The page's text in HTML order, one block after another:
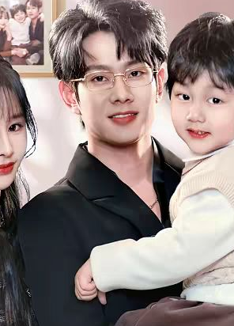
terpaksa menikah dengan Rizky Pratama
dan pemarah. Perlahan benih cinta
Tapi sebuah kesalahpahaman
Laras pergi dengan luka, hingga ia sadar
cintanya bersama Rizky.